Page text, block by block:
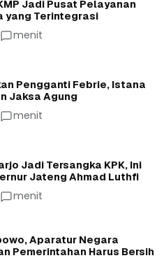
Jadi Pusat Pelayanan
yang Terintegrasi
menit
Pengganti Febrie, Istana
Jaksa Agung
menit
Jadi Tersangka KPK, Ini
Jateng Ahmad Luthfi
menit
Aparatur Negara
Pemerintahan Harus Bersih